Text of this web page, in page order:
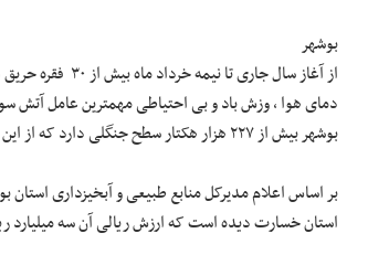
بوشهر
دمای هوا ، وزش باد و بی احتیاطی مهمترین عامل آتش
بوشهر بیش از ۲۲۷ هزار هکتار سطح جنگلی دارد که از این میزان ۱۵ هزار ۸۱۶ هکتار آن جنگل های دست کاشت است.
استان خسارت دیده است که ارزش ریالی آن سه میلیارد